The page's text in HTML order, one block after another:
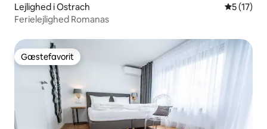
Lejlighed i Ostrach 5 ud af 5
5 (17)
Ferielejlighed Romanas
Gæstefavorit
Gæstefavorit